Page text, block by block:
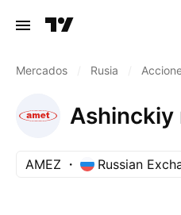
Mercados Rusia
Ashinckiy
AMEZ Russian